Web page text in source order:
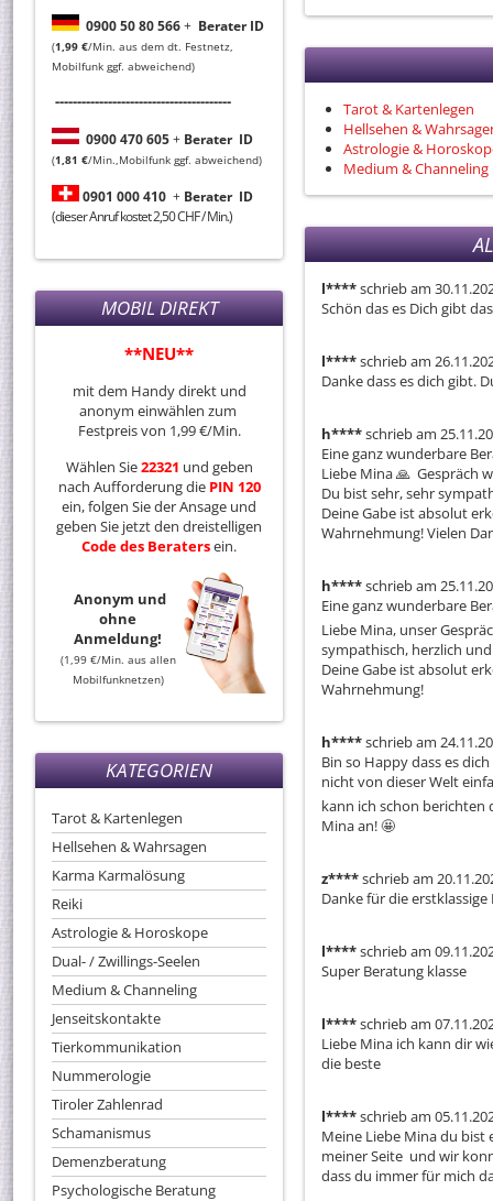
0900 50 80 566+ Berater ID
(1,99 €/Min. aus dem dt. Festnetz,
Mobilfunk ggf. abweichend)
----------------------------------------
0900 470 605+ Berater ID
(1,81 €/Min.,Mobilfunk ggf. abweichend)
0901 000 410 + Berater ID
(dieser Anruf kostet 2,50 CHF / Min.)
MOBIL DIREKT
**NEU**
mit dem Handy direkt und
anonym einwählen zum
Festpreis von 1,99 €/Min.
Wählen Sie22321 und geben
nach Aufforderung die PIN 120
ein, folgen Sie der Ansage und
geben Sie jetzt den dreistelligen
Codedes Beratersein.
Anonym und
ohne
Anmeldung!
(1,99 €/Min. aus allen
Mobilfunknetzen)
KATEGORIEN
Tarot & Kartenlegen
Hellsehen & Wahrsagen
Karma Karmalösung
Reiki
Astrologie & Horoskope
Dual- / Zwillings-Seelen
Medium & Channeling
Jenseitskontakte
Tierkommunikation
Nummerologie
Tiroler Zahlenrad
Schamanismus
Demenzberatung
Psychologische Beratung
Tarot & Kartenlegen
Hellsehen &
Astrologie &
Medium & Channeling
l****schrieb am
Schön das es Dich gibt
l****schrieb am
Danke dass es dich gibt.
h****schrieb am
Eine ganz wunderbare
Liebe Mina 🙏  Gespräch
Du bist sehr, sehr
Deine Gabe ist absolut
Wahrnehmung! Vielen
h****schrieb am
Eine ganz wunderbare
Liebe Mina, unser
sympathisch, herzlich
Deine Gabe ist absolut
Wahrnehmung!
h****schrieb am
Bin so Happy dass es
nicht von dieser Welt
kann ich schon berichten
Mina an! 🤩
z****schrieb am
Danke für die
l****schrieb am
Super Beratung klasse
l****schrieb am
Liebe Mina ich kann dir
die beste
l****schrieb am
Meine Liebe Mina du bist
meiner Seite  und wir
dass du immer für mich